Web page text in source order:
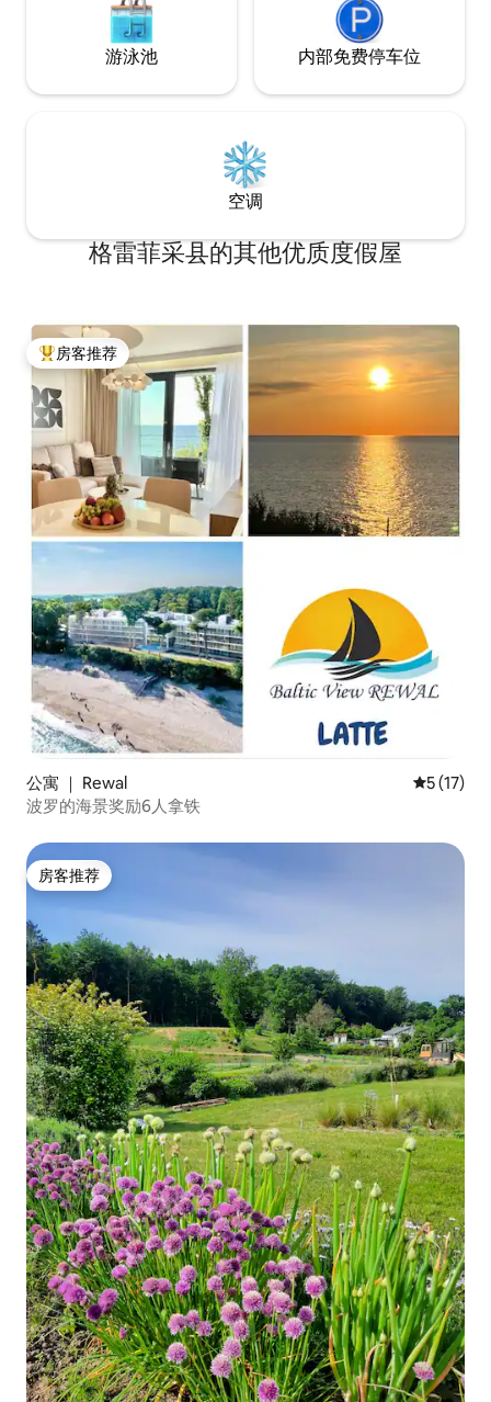
游泳池 内部免费停车位
空调
格雷菲采县的其他优质度假屋
热门「房客推荐」
房客推荐
公寓 ｜ Rewal 平均评分
5 (17)
波罗的海景奖励6人拿铁
房客推荐
房客推荐